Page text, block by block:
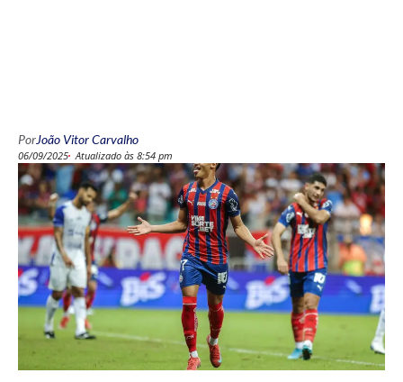
PorJoão Vitor Carvalho
06/09/2025 Atualizado às 8:54 pm